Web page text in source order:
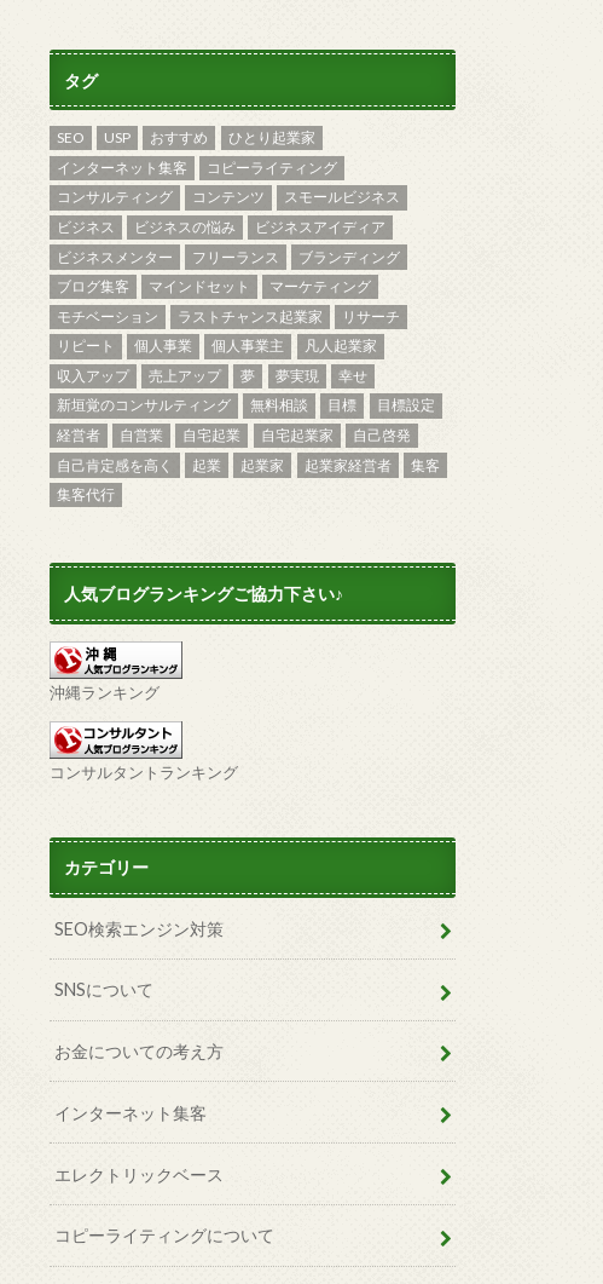
タグ
SEO USP おすすめ
ひとり起業家
インターネット集客
コピーライティング
コンサルティング
コンテンツ
スモールビジネス
ビジネス
ビジネスの悩み
ビジネスアイディア
ビジネスメンター
フリーランス
ブランディング
ブログ集客
マインドセット
マーケティング
モチベーション
ラストチャンス起業家
リサーチ
リピート
個人事業 個人事業主
凡人起業家
収入アップ
売上アップ 夢 夢実現
幸せ
新垣覚のコンサルティング
無料相談 目標
目標設定
経営者
自営業 自宅起業 自宅起業家
自己啓発
自己肯定感を高く
起業 起業家 起業家経営者
集客
集客代行
人気ブログランキングご協力下さい♪
沖縄ランキング
コンサルタントランキング
カテゴリー
SEO検索エンジン対策
SNSについて
お金についての考え方
インターネット集客
エレクトリックベース
コピーライティングについて